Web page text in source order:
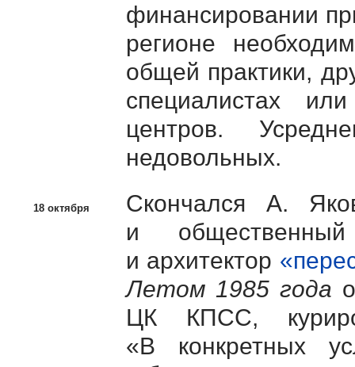
финансировании
регионе
общей практики,
специалистах
центров.
недовольных.
18 октября
Скончался А.
и
и архитектор
Летом 1985 года
ЦК КПСС,
«В конкретных